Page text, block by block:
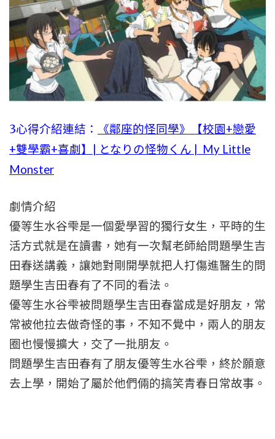
3心得介紹連結：
《鄰座的怪同學》【校園+戀愛
+雙學霸+喜劇】| となりの怪物くん | My Little
Monster
劇情介紹
優等生水谷雫是一個愛學習的獨行女生，平時的生
活方式就是在讀書，她有一次幫老師給問題學生吉
田春送講義，讓她對剛開學就把人打傷進醫生的問
題學生吉田春有了不同的看法。
優等生水谷雫被問題學生吉田春當成是好朋友，常
常被他拉去做奇怪的事，不知不覺中，兩人的朋友
圈也慢慢擴大，交了一批朋友。
問題學生吉田春有了朋友優等生水谷雫，終於願意
去上學，開始了屬於他們倆的搞笑青春日常故事。